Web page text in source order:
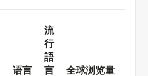
语言
流
行
語
言
全球浏览量